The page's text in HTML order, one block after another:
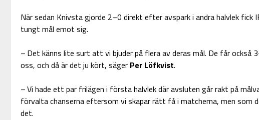
När sedan Knivsta gjorde 2–0 direkt efter avspark i andra halvlek fick
tungt mål emot sig.
– Det känns lite surt att vi bjuder på flera av deras mål. De får
oss, och då är det ju kört, säger Per Löfkvist.
– Vi hade ett par frilägen i första halvlek där avsluten går rakt på
förvalta chanserna eftersom vi skapar rätt få i matcherna, men som
det.